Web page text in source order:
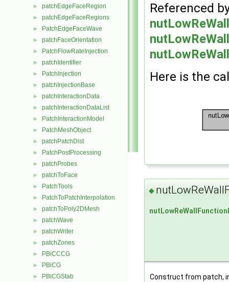
► patchEdgeFaceRegion
► patchEdgeFaceRegions
► PatchEdgeFaceWave
► patchFaceOrientation
► PatchFlowRateInjection
► patchIdentifier
► PatchInjection
► patchInjectionBase
► patchInteractionData
► patchInteractionDataList
► PatchInteractionModel
► PatchMeshObject
► patchPatchDist
► PatchPostProcessing
► patchProbes
► patchToFace
► PatchTools
► PatchToPatchInterpolation
► patchToPoly2DMesh
► patchWave
► patchWriter
► patchZones
► PBiCCCG
► PBiCG
► PBiCGStab
Referenced
Here is the
◆
Construct from patch,